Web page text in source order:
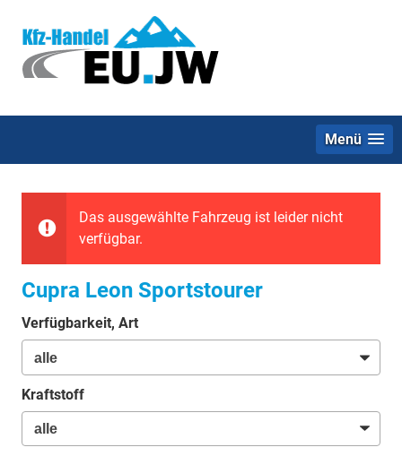
Menü
Das ausgewählte Fahrzeug ist leider nicht
verfügbar.
Cupra Leon Sportstourer
Verfügbarkeit, Art
Kraftstoff